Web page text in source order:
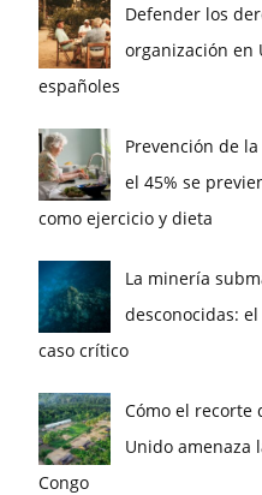
Defender los
organización en
españoles
Prevención de
el 45% se
como ejercicio y dieta
La minería
desconocidas:
caso crítico
Cómo el recorte
Unido amenaza
Congo